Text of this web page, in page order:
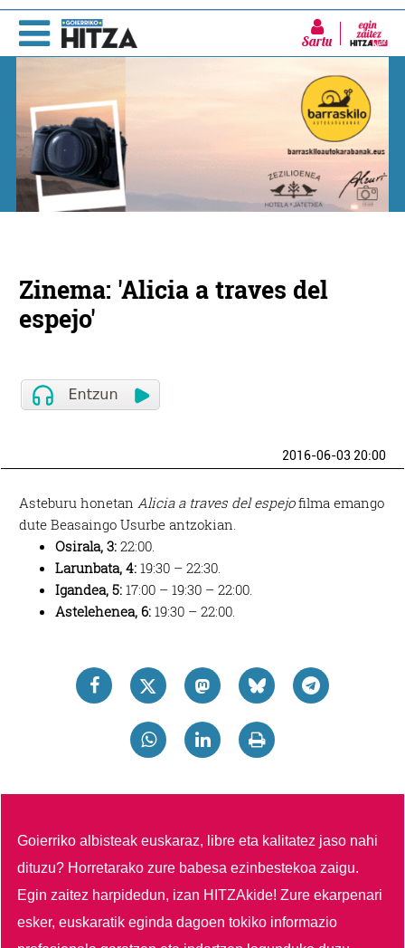
Sartu
Zinema: 'Alicia a traves del
espejo'
2016-06-03 20:00
Asteburu honetanAlicia a traves del espejofilma emango
dute Beasaingo Usurbe antzokian.
Osirala, 3: 22:00.
Larunbata, 4: 19:30 – 22:30.
Igandea, 5: 17:00 – 19:30 – 22:00.
Astelehenea, 6: 19:30 – 22:00.
Goierriko albisteak euskaraz, libre eta kalitatez jaso nahi
dituzu? Horretarako zure babesa ezinbestekoa zaigu.
Egin zaitez harpidedun, izan HITZAkide!Zure ekarpenari
esker, euskaratik eginda dagoen tokiko informazio